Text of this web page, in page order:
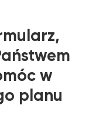
w
planu